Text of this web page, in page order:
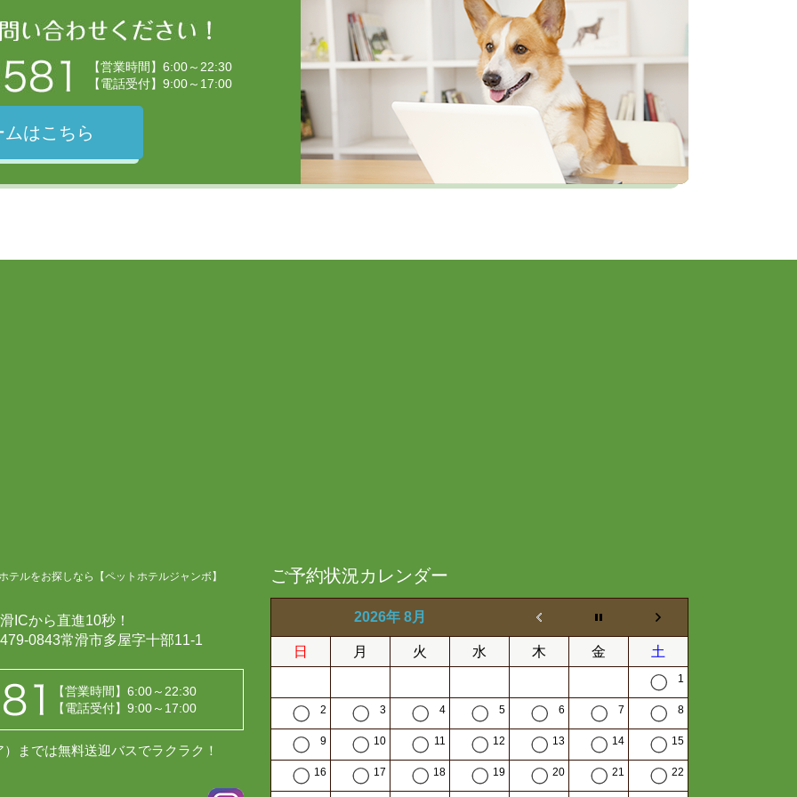
【営業時間】6:00～22:30
【電話受付】9:00～17:00
はこちら
ルをお探しなら【ペットホテルジャンボ】
ICから直進10秒！
0843常滑市多屋字十部11-1
【営業時間】6:00～22:30
【電話受付】9:00～17:00
までは無料送迎バスでラクラク！
ご予約状況カレンダー
2026年 8月
日 月 火 水 木 金 土
1
2 3 4 5 6 7 8
9 10 11 12 13 14 15
16 17 18 19 20 21 22